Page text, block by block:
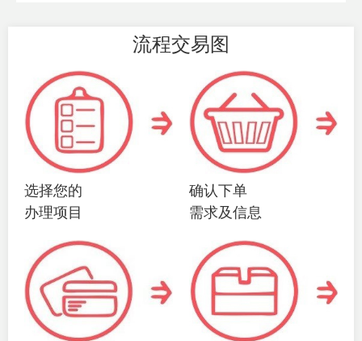
流程交易图
选择您的
办理项目
确认下单
需求及信息